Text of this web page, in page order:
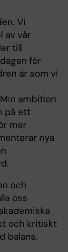
Vi
av vår
till
för
är som vi
ambition
på ett
mer
nya
och
oss
och kritiskt
balans.